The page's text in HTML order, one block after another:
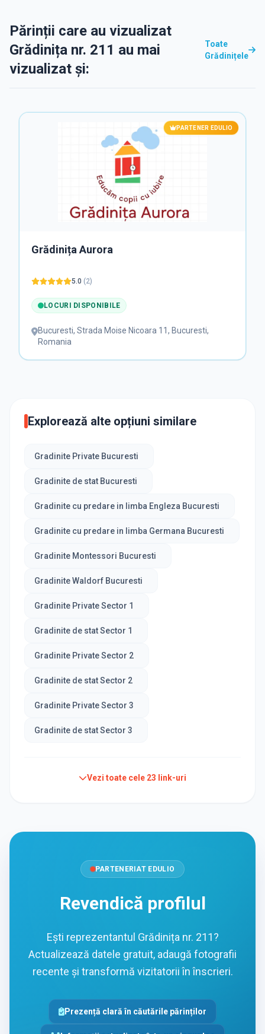
Părinții care au vizualizat
Grădinița nr. 211 au mai
vizualizat și:
Toate
Grădinițele
PARTENER EDULIO
Grădinița Aurora
5.0 (2)
LOCURI DISPONIBILE
Bucuresti, Strada Moise Nicoara 11, Bucuresti,
Romania
Explorează alte opțiuni similare
Gradinite Private Bucuresti
Gradinite de stat Bucuresti
Gradinite cu predare in limba Engleza Bucuresti
Gradinite cu predare in limba Germana Bucuresti
Gradinite Montessori Bucuresti
Gradinite Waldorf Bucuresti
Gradinite Private Sector 1
Gradinite de stat Sector 1
Gradinite Private Sector 2
Gradinite de stat Sector 2
Gradinite Private Sector 3
Gradinite de stat Sector 3
Vezi toate cele 23 link-uri
PARTENERIAT EDULIO
Revendică profilul
Ești reprezentantul Grădinița nr. 211?
Actualizează datele gratuit, adaugă fotografii
recente și transformă vizitatorii în înscrieri.
Prezență clară în căutările părinților